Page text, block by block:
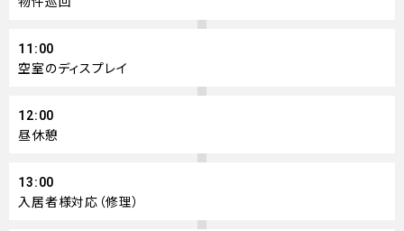
11:00
空室のディスプレイ
12:00
昼休憩
13:00
入居者様対応（修理）